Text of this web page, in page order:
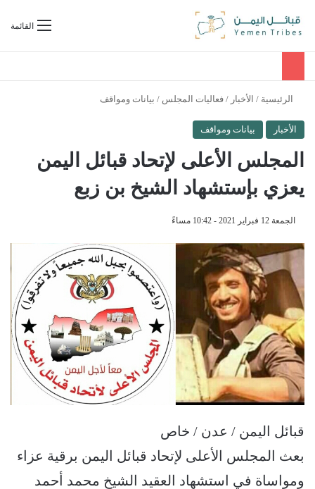
القائمةبحث عن
الرئيسية / الأخبار / فعاليات المجلس / بيانات ومواقف
الأخبار بيانات ومواقف
المجلس الأعلى لإتحاد قبائل اليمن
يعزي بإستشهاد الشيخ بن زبع
الجمعة 12 فبراير 2021 - 10:42 مساءً
قبائل اليمن / عدن / خاص
بعث المجلس الأعلى لإتحاد قبائل اليمن برقية عزاء
ومواساة في استشهاد العقيد الشيخ محمد أحمد